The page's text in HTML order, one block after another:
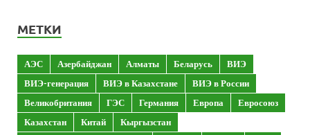
МЕТКИ
АЭС Азербайджан Алматы Беларусь
ВИЭ
ВИЭ-генерация
ВИЭ в Казахстане
ВИЭ в России
Великобритания
ГЭС Германия Европа
Евросоюз
Казахстан
Китай
Кыргызстан